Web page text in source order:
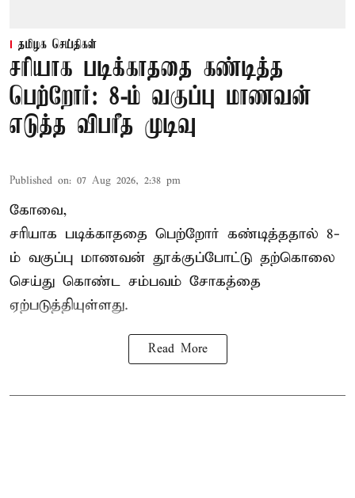
தமிழக செய்திகள்
சரியாக படிக்காததை கண்டித்த
பெற்றோர்: 8-ம் வகுப்பு மாணவன்
எடுத்த விபரீத முடிவு
Published on: 07 Aug 2026, 2:38 pm
கோவை,
சரியாக படிக்காததை பெற்றோர் கண்டித்ததால் 8-
ம் வகுப்பு மாணவன் தூக்குப்போட்டு தற்கொலை
செய்து கொண்ட சம்பவம் சோகத்தை
ஏற்படுத்தியுள்ளது.
Read More